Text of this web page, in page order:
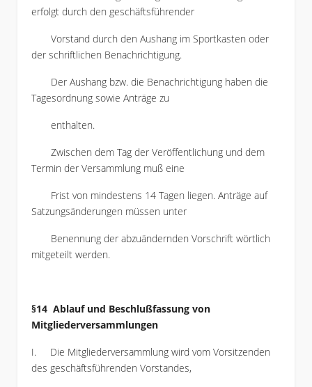
erfolgt durch den geschäftsführender
Vorstand durch den Aushang im Sportkasten oder
der schriftlichen Benachrichtigung.
Der Aushang bzw. die Benachrichtigung haben die
Tagesordnung sowie Anträge zu
enthalten.
Zwischen dem Tag der Veröffentlichung und dem
Termin der Versammlung muß eine
Frist von mindestens 14 Tagen liegen. Anträge auf
Satzungsänderungen müssen unter
Benennung der abzuändernden Vorschrift wörtlich
mitgeteilt werden.
§14 Ablauf und Beschlußfassung von
Mitgliederversammlungen
I. Die Mitgliederversammlung wird vom Vorsitzenden
des geschäftsführenden Vorstandes,